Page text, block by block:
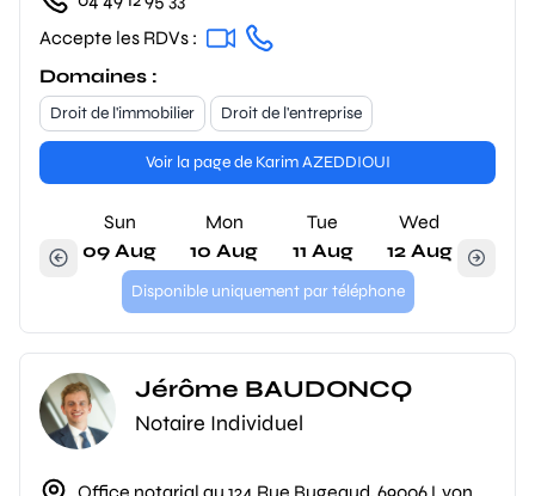
Accepte les RDVs :
Domaines :
Droit de l'immobilier Droit de l'entreprise
Voir la page de Karim AZEDDIOUI
Sun
09 Aug
Mon
10 Aug
Tue
11 Aug
Wed
12 Aug
Disponible uniquement par téléphone
Jérôme BAUDONCQ
Notaire Individuel